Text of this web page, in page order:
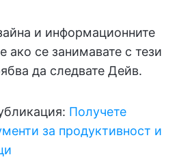
и информационните
ако се занимавате с тези
да следвате Дейв.
Получете
за продуктивност и